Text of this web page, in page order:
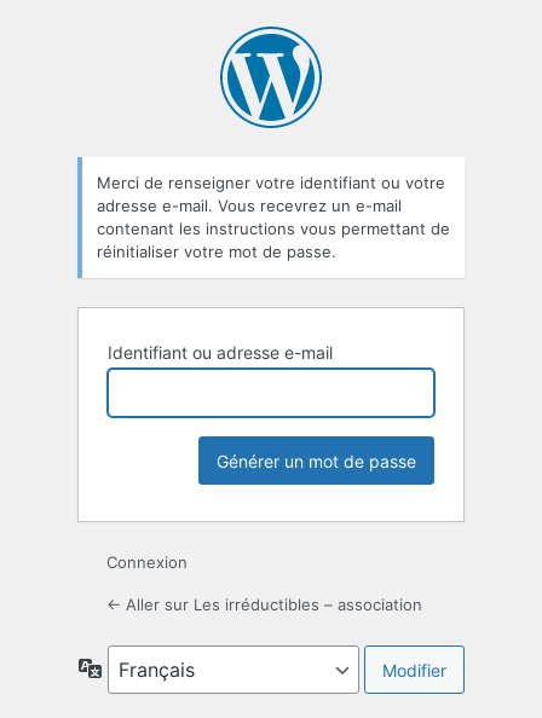
oublié
Merci de renseigner votre identifiant ou votre
adresse e-mail. Vous recevrez un e-mail
contenant les instructions vous permettant de
réinitialiser votre mot de passe.
Identifiant ou adresse e-mail
Connexion
← Aller sur Les irréductibles – association
Langue